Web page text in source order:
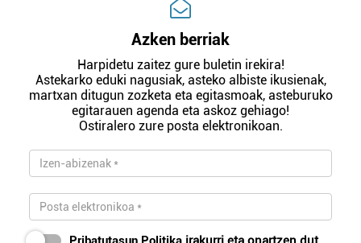
Azken berriak
Harpidetu zaitez gure buletin irekira!
Astekarko eduki nagusiak, asteko albiste ikusienak,
martxan ditugun zozketa eta egitasmoak, asteburuko
egitarauen agenda eta askoz gehiago!
Ostiralero zure posta elektronikoan.